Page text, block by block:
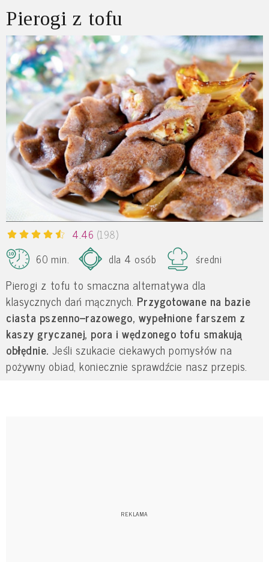
Pierogi z tofu
4.46 (198)
60 min.
dla 4 osób średni
Pierogi z tofu to smaczna alternatywa dla
klasycznych dań mącznych. Przygotowane na bazie
ciasta pszenno–razowego, wypełnione farszem z
kaszy gryczanej, pora i wędzonego tofu smakują
obłędnie. Jeśli szukacie ciekawych pomysłów na
pożywny obiad, koniecznie sprawdźcie nasz przepis.